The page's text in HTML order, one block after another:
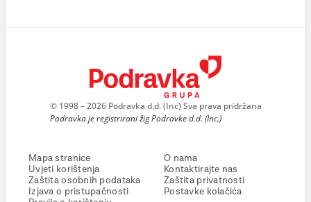
© 1998 – 2026 Podravka d.d. (Inc) Sva prava pridržana
Podravka je registrirani žig Podravke d.d. (Inc.)
Mapa stranice
Uvjeti korištenja
Zaštita osobnih podataka
Izjava o pristupačnosti
O nama
Kontaktirajte nas
Zaštita privatnosti
Postavke kolačića